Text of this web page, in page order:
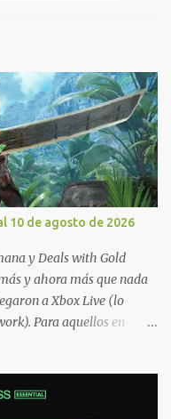
10 de agosto de 2026
y Deals with Gold
y ahora más que nada
a Xbox Live (lo
Para aquellos en
en Windows PC y
por acá . ¿Aún